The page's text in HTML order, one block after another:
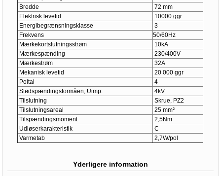
Bredde
72 mm
Elektrisk levetid
10000 ggr
Energibegrænsningsklasse
3
Frekvens
50/60Hz
Mærkekortslutningsstrøm
10kA
Mærkespænding
230/400V
Mærkestrøm
32A
Mekanisk levetid
20 000 ggr
Poltal
4
Stødspændingsformåen, Uimp:
4kV
Tilslutning
Skrue, PZ2
Tilslutningsareal
25 mm²
Tilspændingsmoment
2,5Nm
Udløserkarakteristik
C
Varmetab
2,7W/pol
Yderligere information